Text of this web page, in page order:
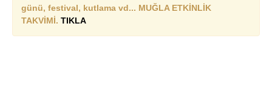
günü, festival, kutlama vd... MUĞLA ETKİNLİK
TAKVİMİ. TIKLA